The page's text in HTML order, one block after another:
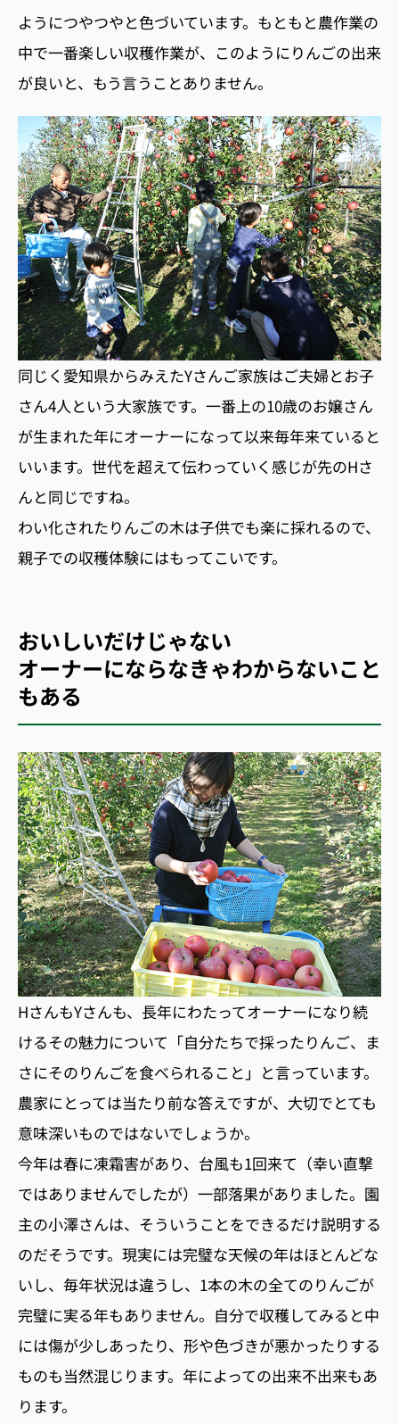
ようにつやつやと色づいています。もともと農作業の
中で一番楽しい収穫作業が、このようにりんごの出来
が良いと、もう言うことありません。
同じく愛知県からみえたYさんご家族はご夫婦とお子
さん4人という大家族です。一番上の10歳のお嬢さん
が生まれた年にオーナーになって以来毎年来ていると
いいます。世代を超えて伝わっていく感じが先のHさ
んと同じですね。
わい化されたりんごの木は子供でも楽に採れるので、
親子での収穫体験にはもってこいです。
おいしいだけじゃない
オーナーにならなきゃわからないこと
もある
HさんもYさんも、長年にわたってオーナーになり続
けるその魅力について「自分たちで採ったりんご、ま
さにそのりんごを食べられること」と言っています。
農家にとっては当たり前な答えですが、大切でとても
意味深いものではないでしょうか。
今年は春に凍霜害があり、台風も1回来て（幸い直撃
ではありませんでしたが）一部落果がありました。園
主の小澤さんは、そういうことをできるだけ説明する
のだそうです。現実には完璧な天候の年はほとんどな
いし、毎年状況は違うし、1本の木の全てのりんごが
完璧に実る年もありません。自分で収穫してみると中
には傷が少しあったり、形や色づきが悪かったりする
ものも当然混じります。年によっての出来不出来もあ
ります。